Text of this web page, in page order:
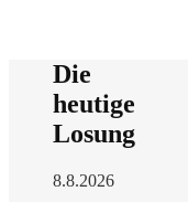
Die
heutige
Losung
8.8.2026